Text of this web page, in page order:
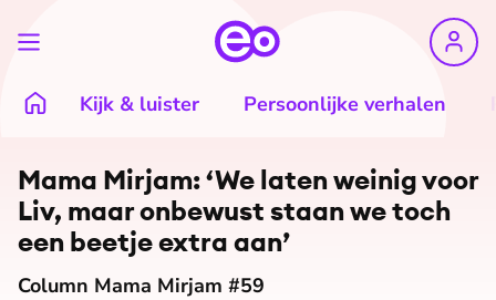
Kijk & luister Persoonlijke verhalen
Mama Mirjam: ‘We laten weinig voor
Liv, maar onbewust staan we toch
een beetje extra aan’
Column Mama Mirjam #59